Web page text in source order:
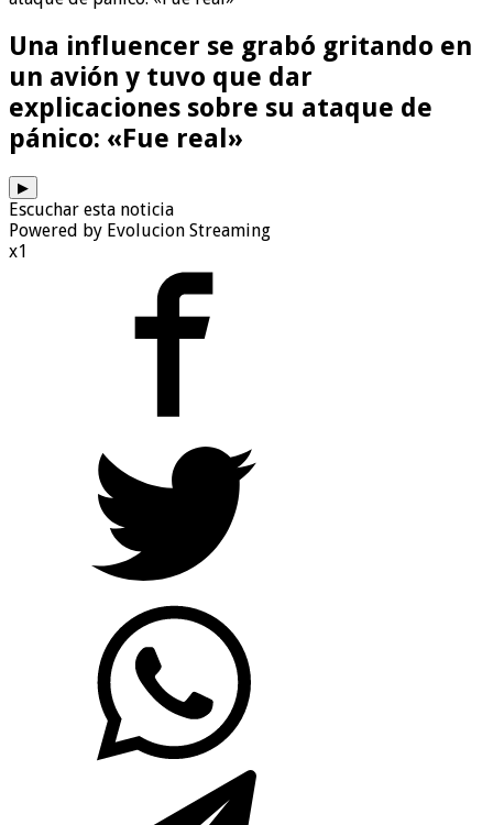
Una influencer se grabó gritando en
un avión y tuvo que dar
explicaciones sobre su ataque de
pánico: «Fue real»
▶
Escuchar esta noticia
Powered by Evolucion Streaming
x1